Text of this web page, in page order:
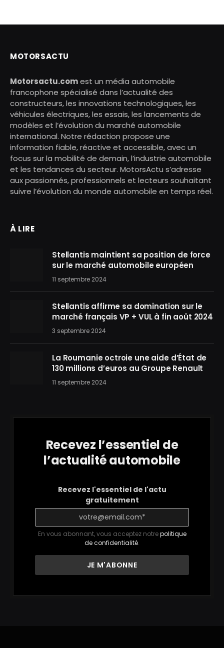
MOTORSACTU
Motorsactu.comest un média automobile
francophone spécialisé dans l’actualité des
constructeurs, les innovations technologiques, les
véhicules électriques, les essais, les lancements de
modèles et l’évolution du marché automobile
international. Notre rédaction propose une
information fiable, réactive et accessible, avec un
focus sur la mobilité de demain, l’industrie automobile
et les tendances du secteur. MotorsActu s’adresse
aux passionnés, professionnels et lecteurs souhaitant
suivre l’évolution du monde automobile en temps réel.
À LIRE
Stellantis maintient sa position de force
sur le marché automobile européen
11 septembre 2024
Stellantis affirme sa domination sur le
marché français VP + VUL à fin août 2024
3 septembre 2024
La Roumanie octroie une aide d’État de
130 millions d’euros au Groupe Renault
11 septembre 2024
Recevez l’essentiel de
l’actualité automobile
Recevez l'essentiel de l'actu
gratuitement
En vous abonnant, vous acceptez notrepolitique
de confidentialité.